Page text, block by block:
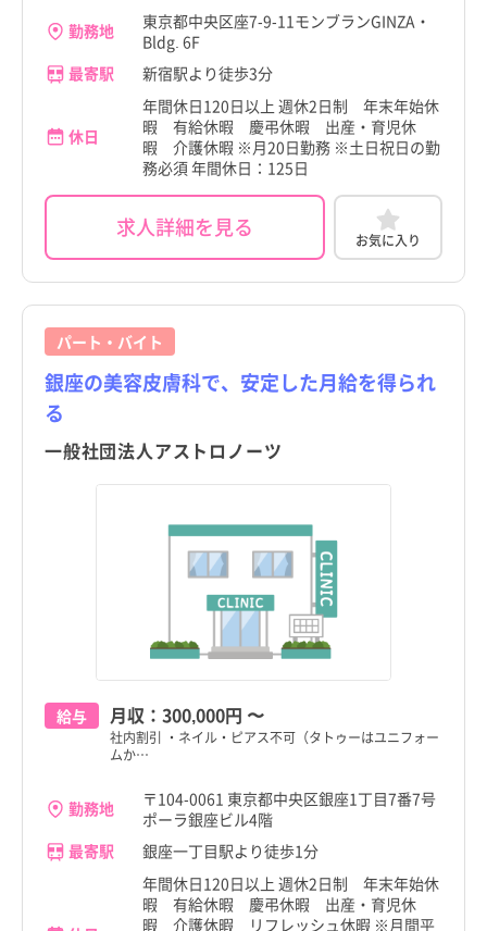
宮城県
秋田県
茨城県
栃木県
群馬県
埼玉県
千葉県
新潟県
岐阜県
愛知県
世田谷区
渋谷区
中野区
豊島区
北区
荒川区
板橋区
練馬区
足立区
葛飾区
三鷹市
青梅市
府中市
昭島市
中央区すべて
馬喰町駅
銀座駅
新富町駅
水天宮前駅
職種・資格すべて
助産師
施設形態すべて
病院
クリニック
介護施設
勤務形態すべて
常勤（夜勤なし）
パート・アルバイト（夜勤あり）
4週8休以上
土日祝休み
年間休日120日以上
日勤のみ
残業少なめ
勤務地
東京都中央区座7-9-11モンブランGINZA・
Bldg. 6F
最寄駅
新宿駅より徒歩3分
休日
年間休日120日以上 週休2日制 年末年始休
暇 有給休暇 慶弔休暇 出産・育児休
暇 介護休暇 ※月20日勤務 ※土日祝日の勤
務必須 年間休日：125日
求人詳細を見る お気に入り
パート・バイト
銀座の美容皮膚科で、安定した月給を得られ
る
一般社団法人アストロノーツ
給与 月収： 300,000円 〜
社内割引 ・ネイル・ピアス不可（タトゥーはユニフォー
ムか…
勤務地
〒104-0061 東京都中央区銀座1丁目7番7号
ポーラ銀座ビル4階
最寄駅
銀座一丁目駅より徒歩1分
年間休日120日以上 週休2日制 年末年始休
暇 有給休暇 慶弔休暇 出産・育児休
暇 介護休暇 リフレッシュ休暇 ※月間平
宮城県
秋田県
茨城県
栃木県
群馬県
埼玉県
千葉県
新潟県
岐阜県
愛知県
世田谷区
渋谷区
中野区
豊島区
北区
荒川区
板橋区
練馬区
足立区
葛飾区
三鷹市
青梅市
府中市
昭島市
中央区すべて
馬喰町駅
銀座駅
新富町駅
水天宮前駅
職種・資格すべて
助産師
施設形態すべて
病院
クリニック
介護施設
勤務形態すべて
常勤（夜勤なし）
パート・アルバイト（夜勤あり）
4週8休以上
土日祝休み
年間休日120日以上
日勤のみ
残業少なめ